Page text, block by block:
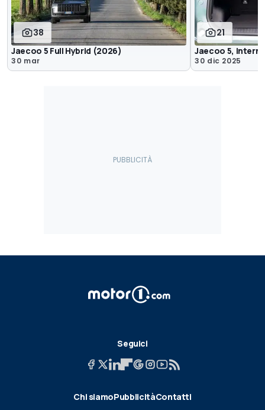
38
Jaecoo 5 Full Hybrid (2026)
30 mar
21
Jaecoo 5, interni
30 dic 2025
Seguici
Chi siamoPubblicitàContatti